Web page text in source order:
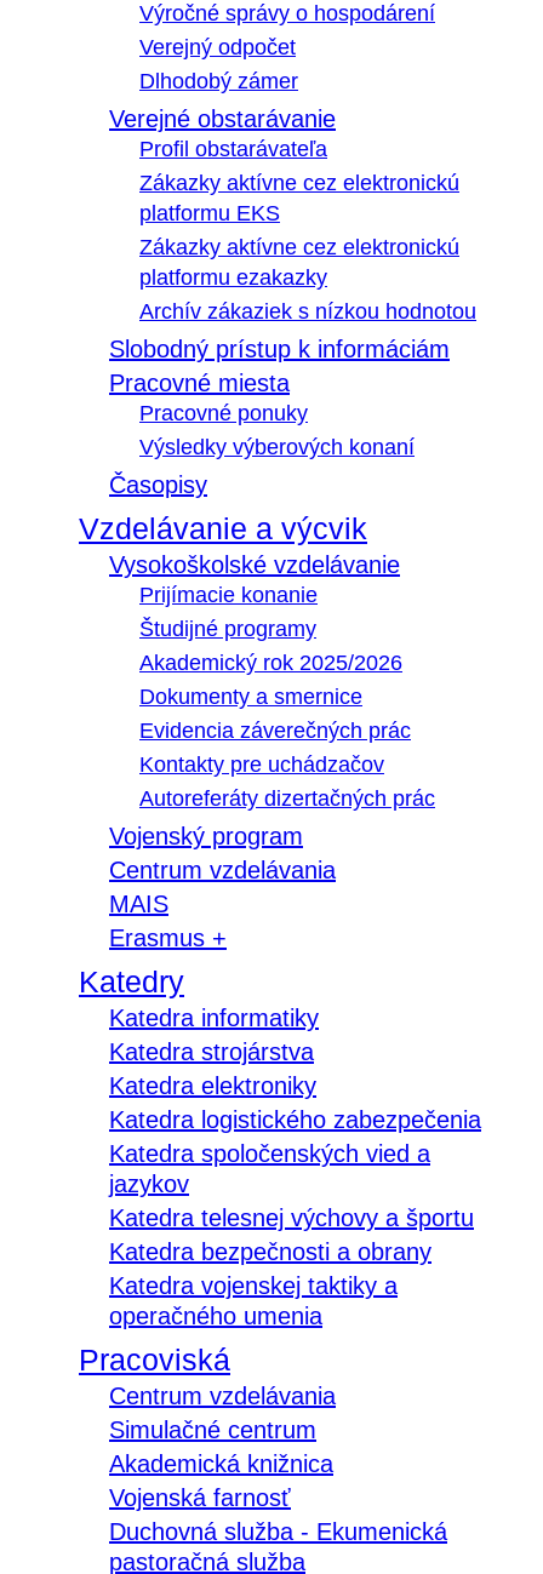
Výročné správy o hospodárení
Verejný odpočet
Dlhodobý zámer
Verejné obstarávanie
Profil obstarávateľa
Zákazky aktívne cez elektronickú
platformu EKS
Zákazky aktívne cez elektronickú
platformu ezakazky
Archív zákaziek s nízkou hodnotou
Slobodný prístup k informáciám
Pracovné miesta
Pracovné ponuky
Výsledky výberových konaní
Časopisy
Vzdelávanie a výcvik
Vysokoškolské vzdelávanie
Prijímacie konanie
Študijné programy
Akademický rok 2025/2026
Dokumenty a smernice
Evidencia záverečných prác
Kontakty pre uchádzačov
Autoreferáty dizertačných prác
Vojenský program
Centrum vzdelávania
MAIS
Erasmus +
Katedry
Katedra informatiky
Katedra strojárstva
Katedra elektroniky
Katedra logistického zabezpečenia
Katedra spoločenských vied a
jazykov
Katedra telesnej výchovy a športu
Katedra bezpečnosti a obrany
Katedra vojenskej taktiky a
operačného umenia
Pracoviská
Centrum vzdelávania
Simulačné centrum
Akademická knižnica
Vojenská farnosť
Duchovná služba - Ekumenická
pastoračná služba